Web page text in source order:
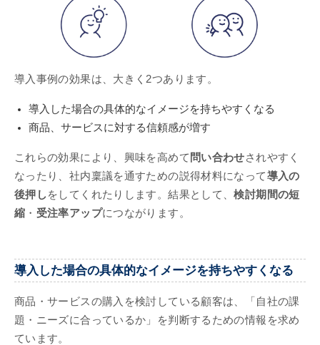
導入事例の効果は、大きく2つあります。
導入した場合の具体的なイメージを持ちやすくなる
商品、サービスに対する信頼感が増す
これらの効果により、興味を高めて 問い合わせされやすく
なったり、社内稟議を通すための説得材料になって導入の
後押しをしてくれたりします。結果として、検討期間の短
縮 ・ 受注率アップにつながります。
導入した場合の具体的なイメージを持ちやすくなる
商品・サービスの購入を検討している顧客は、「自社の課
題・ニーズに合っているか」を判断するための情報を求め
ています。